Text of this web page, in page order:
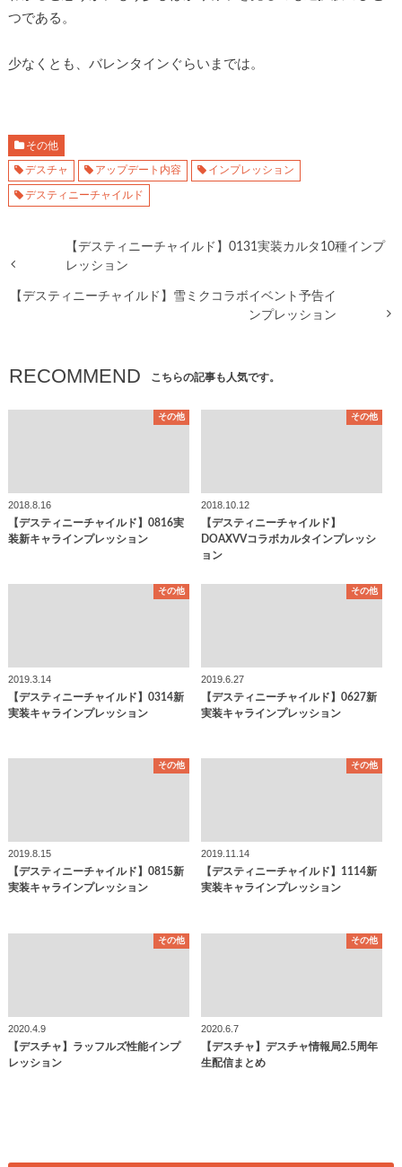
つである。
少なくとも、バレンタインぐらいまでは。
その他
デスチャ アップデート内容 インプレッション
デスティニーチャイルド
【デスティニーチャイルド】0131実装カルタ10種インプ
レッション
【デスティニーチャイルド】雪ミクコラボイベント予告イ
ンプレッション
RECOMMEND こちらの記事も人気です。
その他
2018.8.16
【デスティニーチャイルド】0816実
装新キャラインプレッション
その他
2018.10.12
【デスティニーチャイルド】
DOAXVVコラボカルタインプレッシ
ョン
その他
2019.3.14
【デスティニーチャイルド】0314新
実装キャラインプレッション
その他
2019.6.27
【デスティニーチャイルド】0627新
実装キャラインプレッション
その他
2019.8.15
【デスティニーチャイルド】0815新
実装キャラインプレッション
その他
2019.11.14
【デスティニーチャイルド】1114新
実装キャラインプレッション
その他
2020.4.9
【デスチャ】ラッフルズ性能インプ
レッション
その他
2020.6.7
【デスチャ】デスチャ情報局2.5周年
生配信まとめ